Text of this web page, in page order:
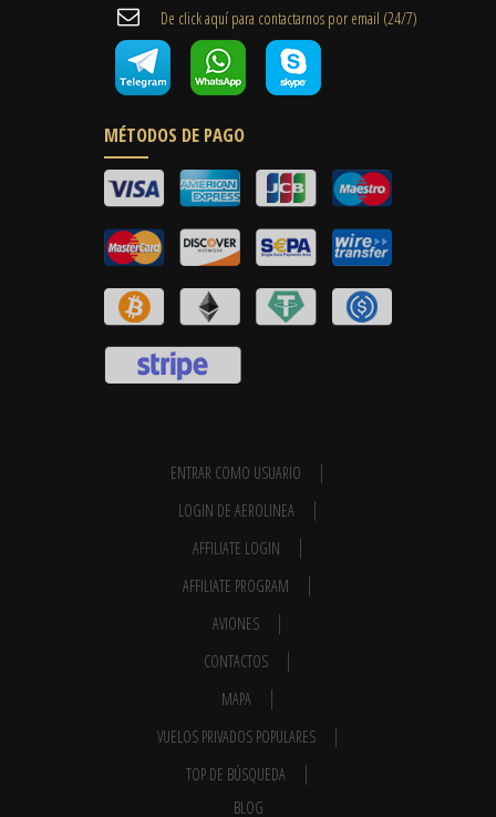
De click aquí para contactarnos por email ​(24/7)
MÉTODOS DE PAGO
ENTRAR COMO USUARIO
LOGIN DE AEROLINEA
AFFILIATE LOGIN
AFFILIATE PROGRAM
AVIONES
CONTACTOS
MAPA
VUELOS PRIVADOS POPULARES
TOP DE BÚSQUEDA
BLOG